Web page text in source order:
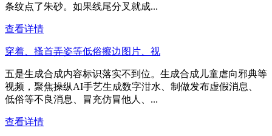
条纹点了朱砂。如果线尾分叉就成...
查看详情
穿着、搔首弄姿等低俗擦边图片、视
五是生成合成内容标识落实不到位。生成合成儿童虐向邪典等
视频，聚焦操纵AI手艺生成数字泔水、制做发布虚假消息、
低俗等不良消息、冒充仿冒他人、...
查看详情